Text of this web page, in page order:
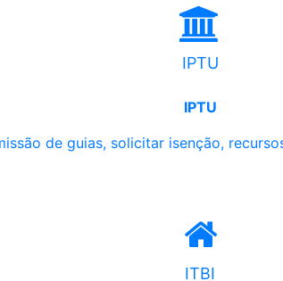
IPTU
IPTU
de guias, solicitar isenção,
ITBI